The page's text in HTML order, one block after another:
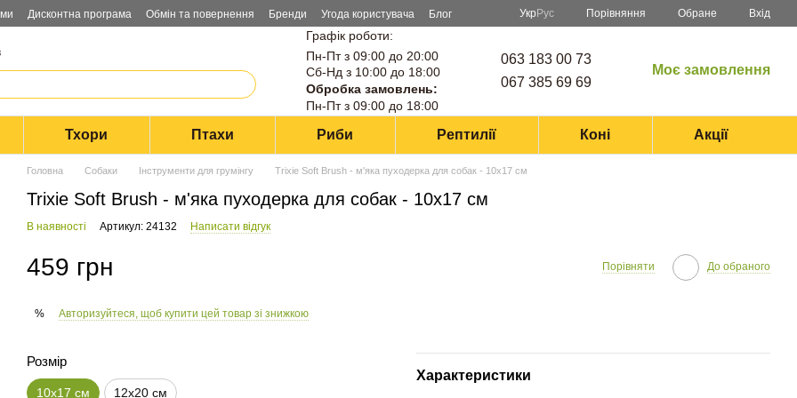
Дисконтна програма Обмін та повернення Бренди Угода користувача Блог Укр Рус Порівняння Обране Вхід
Графік роботи:
Пн-Пт з 09:00 до 20:00
Сб-Нд з 10:00 до 18:00
Обробка замовлень:
Пн-Пт з 09:00 до 18:00
063 183 00 73
067 385 69 69
Моє замовлення
Тхори Птахи Риби Рептилії Коні Акції
Головна Собаки Інструменти для грумінгу Trixie Soft Brush - м'яка пуходерка для собак - 10х17 см
Trixie Soft Brush - м'яка пуходерка для собак - 10х17 см
В наявності Артикул: 24132 Написати відгук
459 грн Порівняти До обраного
% Авторизуйтеся, щоб купити цей товар зі знижкою
Розмір
10х17 см 12х20 см
Характеристики